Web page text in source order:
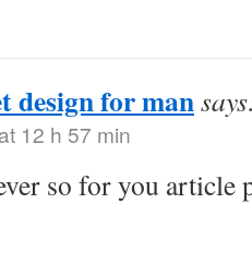
design for man
12 h 57 min
so for you article